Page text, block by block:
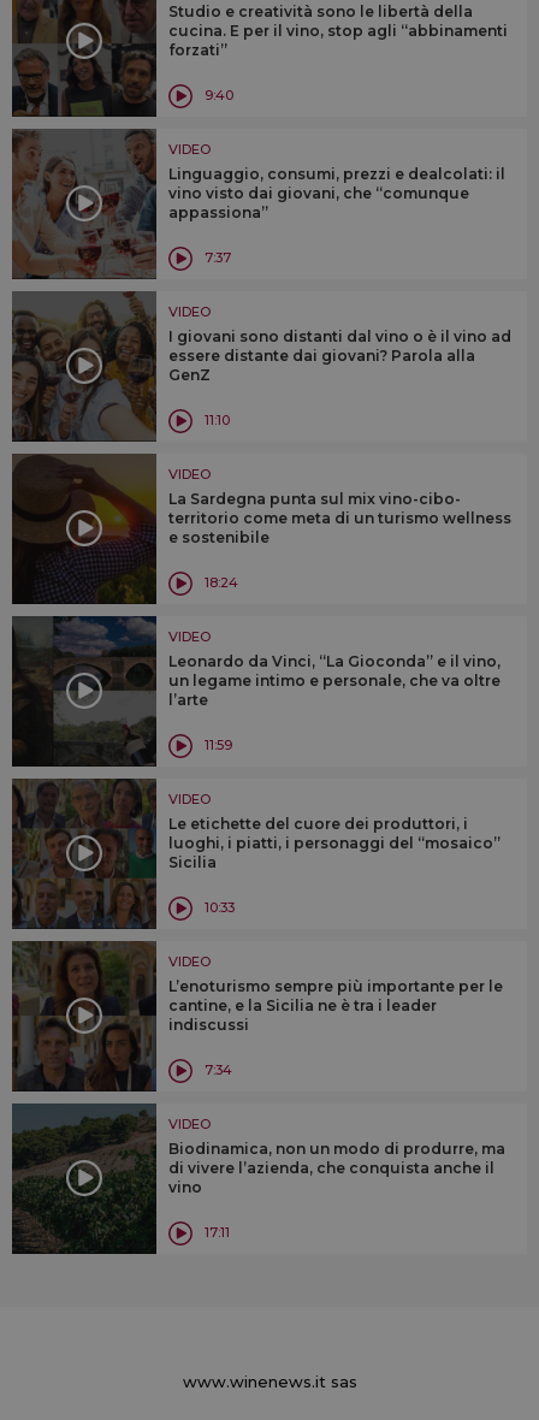
Studio e creatività sono le libertà della
cucina. E per il vino, stop agli “abbinamenti
forzati”
9:40
VIDEO
Linguaggio, consumi, prezzi e dealcolati: il
vino visto dai giovani, che “comunque
appassiona”
7:37
VIDEO
I giovani sono distanti dal vino o è il vino ad
essere distante dai giovani? Parola alla
GenZ
11:10
VIDEO
La Sardegna punta sul mix vino-cibo-
territorio come meta di un turismo wellness
e sostenibile
18:24
VIDEO
Leonardo da Vinci, “La Gioconda” e il vino,
un legame intimo e personale, che va oltre
l’arte
11:59
VIDEO
Le etichette del cuore dei produttori, i
luoghi, i piatti, i personaggi del “mosaico”
Sicilia
10:33
VIDEO
L’enoturismo sempre più importante per le
cantine, e la Sicilia ne è tra i leader
indiscussi
7:34
VIDEO
Biodinamica, non un modo di produrre, ma
di vivere l’azienda, che conquista anche il
vino
17:11
www.winenews.it sas